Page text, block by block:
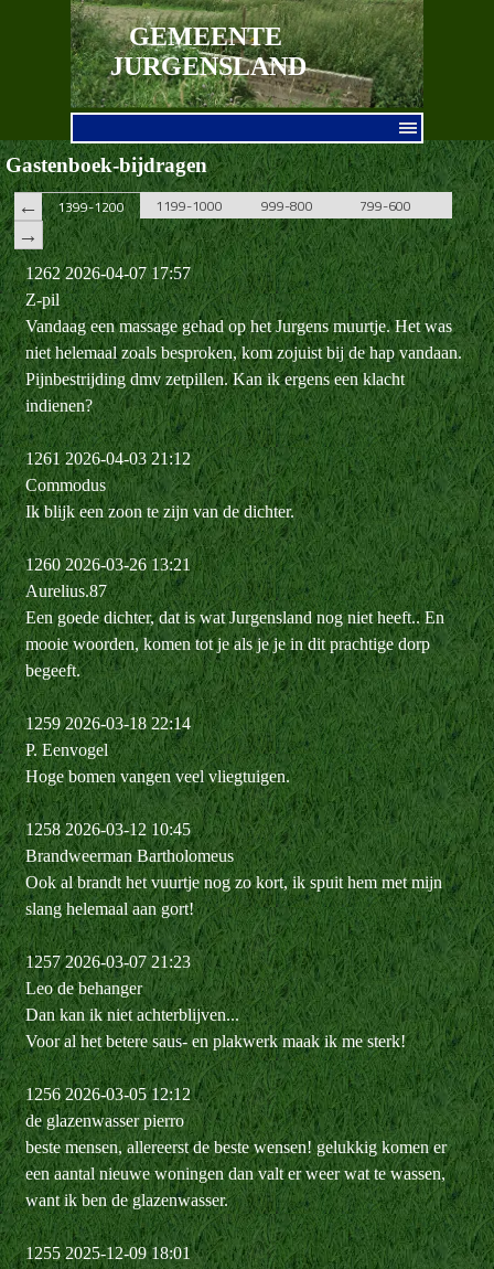
Ga naar de inhoud
GEMEENTE
JURGENSLAND
Gastenboek-bijdragen
1399-1200 1199-1000 999-800 799-600 599-
1262 2026-04-07 17:57
Z-pil
Vandaag een massage gehad op het Jurgens muurtje. Het was
niet helemaal zoals besproken, kom zojuist bij de hap vandaan.
Pijnbestrijding dmv zetpillen. Kan ik ergens een klacht
indienen?
1261 2026-04-03 21:12
Commodus
Ik blijk een zoon te zijn van de dichter.
1260 2026-03-26 13:21
Aurelius.87
Een goede dichter, dat is wat Jurgensland nog niet heeft.. En
mooie woorden, komen tot je als je je in dit prachtige dorp
begeeft.
1259 2026-03-18 22:14
P. Eenvogel
Hoge bomen vangen veel vliegtuigen.
1258 2026-03-12 10:45
Brandweerman Bartholomeus
Ook al brandt het vuurtje nog zo kort, ik spuit hem met mijn
slang helemaal aan gort!
1257 2026-03-07 21:23
Leo de behanger
Dan kan ik niet achterblijven...
Voor al het betere saus- en plakwerk maak ik me sterk!
1256 2026-03-05 12:12
de glazenwasser pierro
beste mensen, allereerst de beste wensen! gelukkig komen er
een aantal nieuwe woningen dan valt er weer wat te wassen,
want ik ben de glazenwasser.
1255 2025-12-09 18:01